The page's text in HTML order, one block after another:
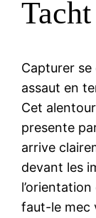
Capturer
assaut en
Cet
presente
arrive
devant les
faut-le mec